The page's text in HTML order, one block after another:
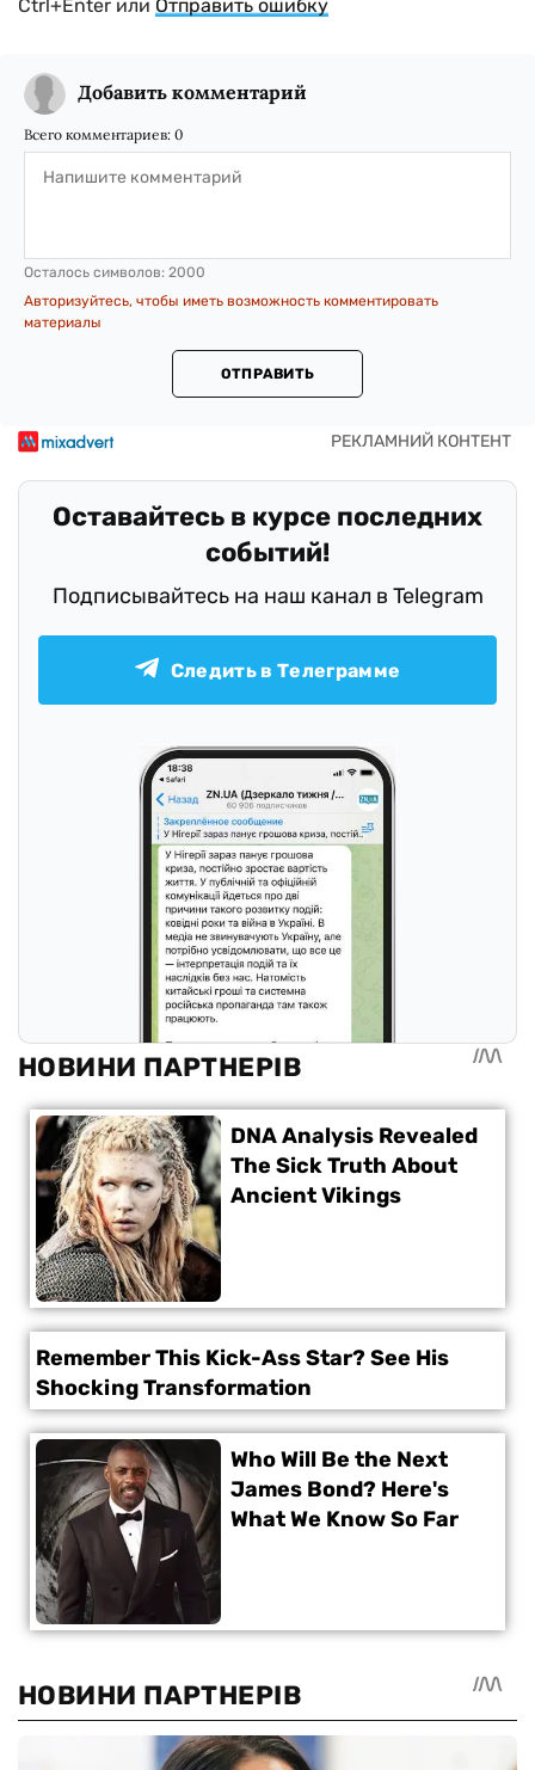
Ctrl+Enter или Отправить ошибку
Добавить комментарий
Всего комментариев: 0
Осталось символов: 2000
Авторизуйтесь, чтобы иметь возможность комментировать
материалы
ОТПРАВИТЬ
Оставайтесь в курсе последних
событий!
Подписывайтесь на наш канал в Telegram
Следить в Телеграмме